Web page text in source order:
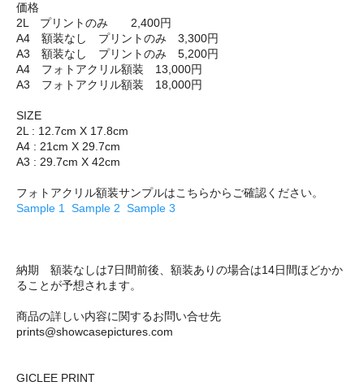
価格
2L プリントのみ 2,400円
A4 額装なし プリントのみ 3,300円
A3 額装なし プリントのみ 5,200円
A4 フォトアクリル額装 13,000円
A3 フォトアクリル額装 18,000円
SIZE
2L : 12.7cm X 17.8cm
A4 : 21cm X 29.7cm
A3 : 29.7cm X 42cm
フォトアクリル額装サンプルはこちらからご確認ください。
Sample 1
Sample 2 Sample 3
納期 額装なしは7日間前後、額装ありの場合は14日間ほどかか
ることが予想されます。
商品の詳しい内容に関するお問い合せ先
prints@showcasepictures.com
GICLEE PRINT